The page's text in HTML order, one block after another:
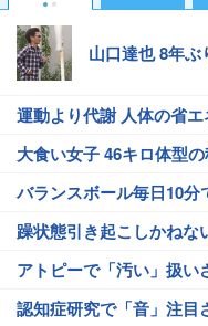
山口達也 8年
運動より代謝 人体の省
大食い女子 46キロ体型
バランスボール毎日10分
躁状態引き起こしかねな
アトピーで「汚い」扱い
認知症研究で「音」注目